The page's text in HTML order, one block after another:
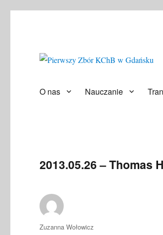
O nas Nauczanie
2013.05.26 – Thomas
Autor
Zuzanna Wołowicz